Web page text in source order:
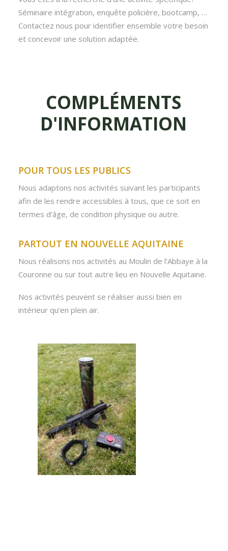
Séminaire intégration, enquête policière, bootcamp, …
Contactez nous pour identifier ensemble votre besoin
et concevoir une solution adaptée.
COMPLÉMENTS
D'INFORMATION
POUR TOUS LES PUBLICS
Nous adaptons nos activités suivant les participants
afin de les rendre accessibles à tous, que ce soit en
termes d’âge, de condition physique ou autre.
PARTOUT EN NOUVELLE AQUITAINE
Nous réalisons nos activités au Moulin de l’Abbaye à la
Couronne ou sur tout autre lieu en Nouvelle Aquitaine.
Nos activités peuvent se réaliser aussi bien en
intérieur qu’en plein air.